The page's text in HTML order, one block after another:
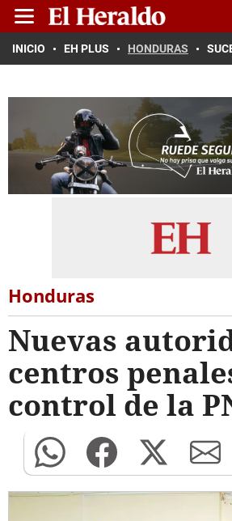
INICIO EH PLUS HONDURAS
Honduras
Nuevas
centros
control de la